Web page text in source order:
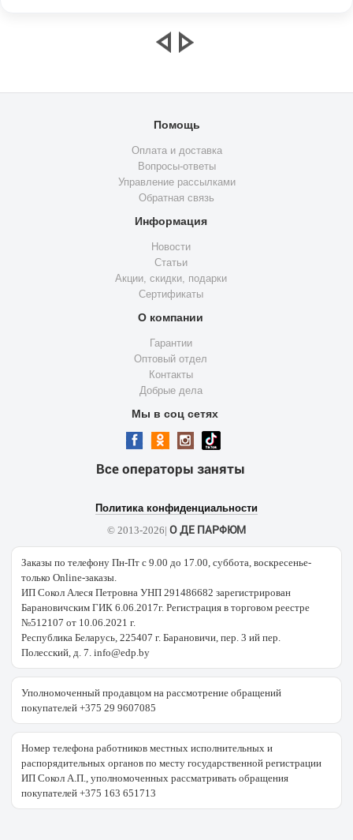
Помощь
Оплата и доставка
Вопросы-ответы
Управление рассылками
Обратная связь
Информация
Новости
Статьи
Акции, скидки, подарки
Сертификаты
О компании
Гарантии
Оптовый отдел
Контакты
Добрые дела
Мы в соц сетях
Все операторы заняты
Политика конфиденциальности
© 2013-2026| О ДЕ ПАРФЮМ
Заказы по телефону Пн-Пт с 9.00 до 17.00, суббота, воскресенье-
только Online-заказы.
ИП Сокол Алеся Петровна УНП 291486682 зарегистрирован
Барановичским ГИК 6.06.2017г. Регистрация в торговом реестре
№512107 от 10.06.2021 г.
Республика Беларусь, 225407 г. Барановичи, пер. 3 ий пер.
Полесский, д. 7. info@edp.by
Уполномоченный продавцом на рассмотрение обращений
покупателей +375 29 9607085
Номер телефона работников местных исполнительных и
распорядительных органов по месту государственной регистрации
ИП Сокол А.П., уполномоченных рассматривать обращения
покупателей +375 163 651713